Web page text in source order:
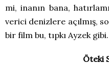
mi, inanın bana,
verici denizlere açılmış,
bir film bu, tıpkı Ayzek gibi.
Öteki